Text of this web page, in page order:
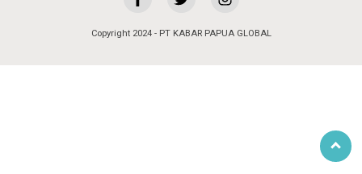
Copyright 2024 - PT KABAR PAPUA GLOBAL